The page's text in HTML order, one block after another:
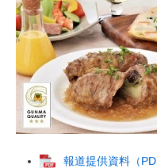
報道提供資料（